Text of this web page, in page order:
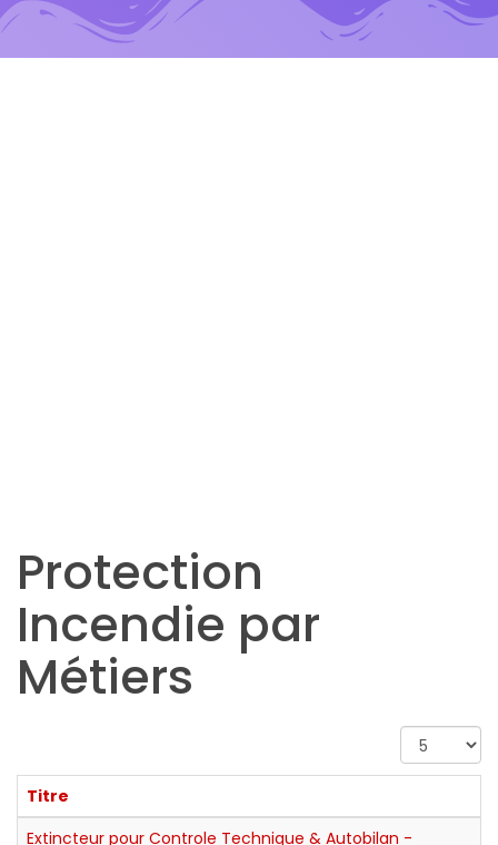
Protection
Incendie par
Métiers
Afficher
#
Titre
Extincteur pour Controle Technique & Autobilan -